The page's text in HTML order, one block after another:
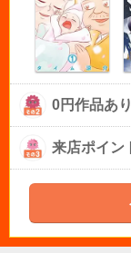
0円作品あり
来店ポイン